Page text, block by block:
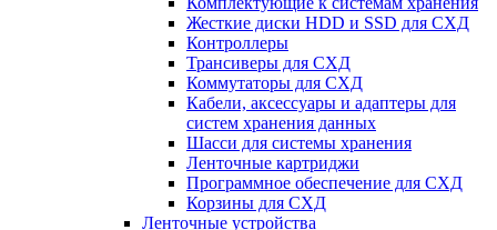
Жесткие диски HDD и SSD для СХД
Контроллеры
Трансиверы для СХД
Коммутаторы для СХД
Кабели, аксессуары и адаптеры для
систем хранения данных
Шасси для системы хранения
Ленточные картриджи
Программное обеспечение для СХД
Корзины для СХД
Ленточные устройства